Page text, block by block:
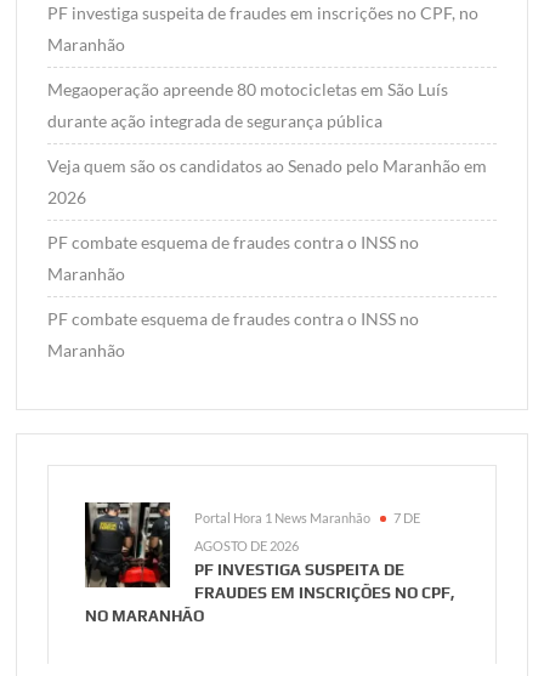
PF investiga suspeita de fraudes em inscrições no CPF, no
Maranhão
Megaoperação apreende 80 motocicletas em São Luís
durante ação integrada de segurança pública
Veja quem são os candidatos ao Senado pelo Maranhão em
2026
PF combate esquema de fraudes contra o INSS no
Maranhão
PF combate esquema de fraudes contra o INSS no
Maranhão
Portal Hora 1 News Maranhão
7 DE
AGOSTO DE 2026
PF INVESTIGA SUSPEITA DE
FRAUDES EM INSCRIÇÕES NO CPF,
NO MARANHÃO